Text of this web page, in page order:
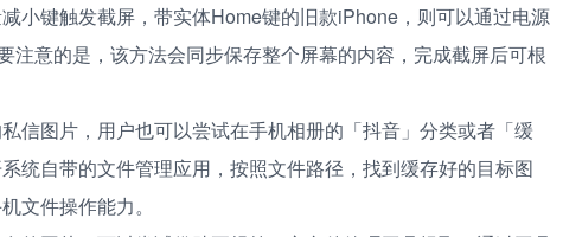
小键触发截屏，带实体Home键的旧款iPhone，则可以通过电源
注意的是，该方法会同步保存整个屏幕的内容，完成截屏后可根
信图片，用户也可以尝试在手机相册的「抖音」分类或者「缓
统自带的文件管理应用，按照文件路径，找到缓存好的目标图
文件操作能力。